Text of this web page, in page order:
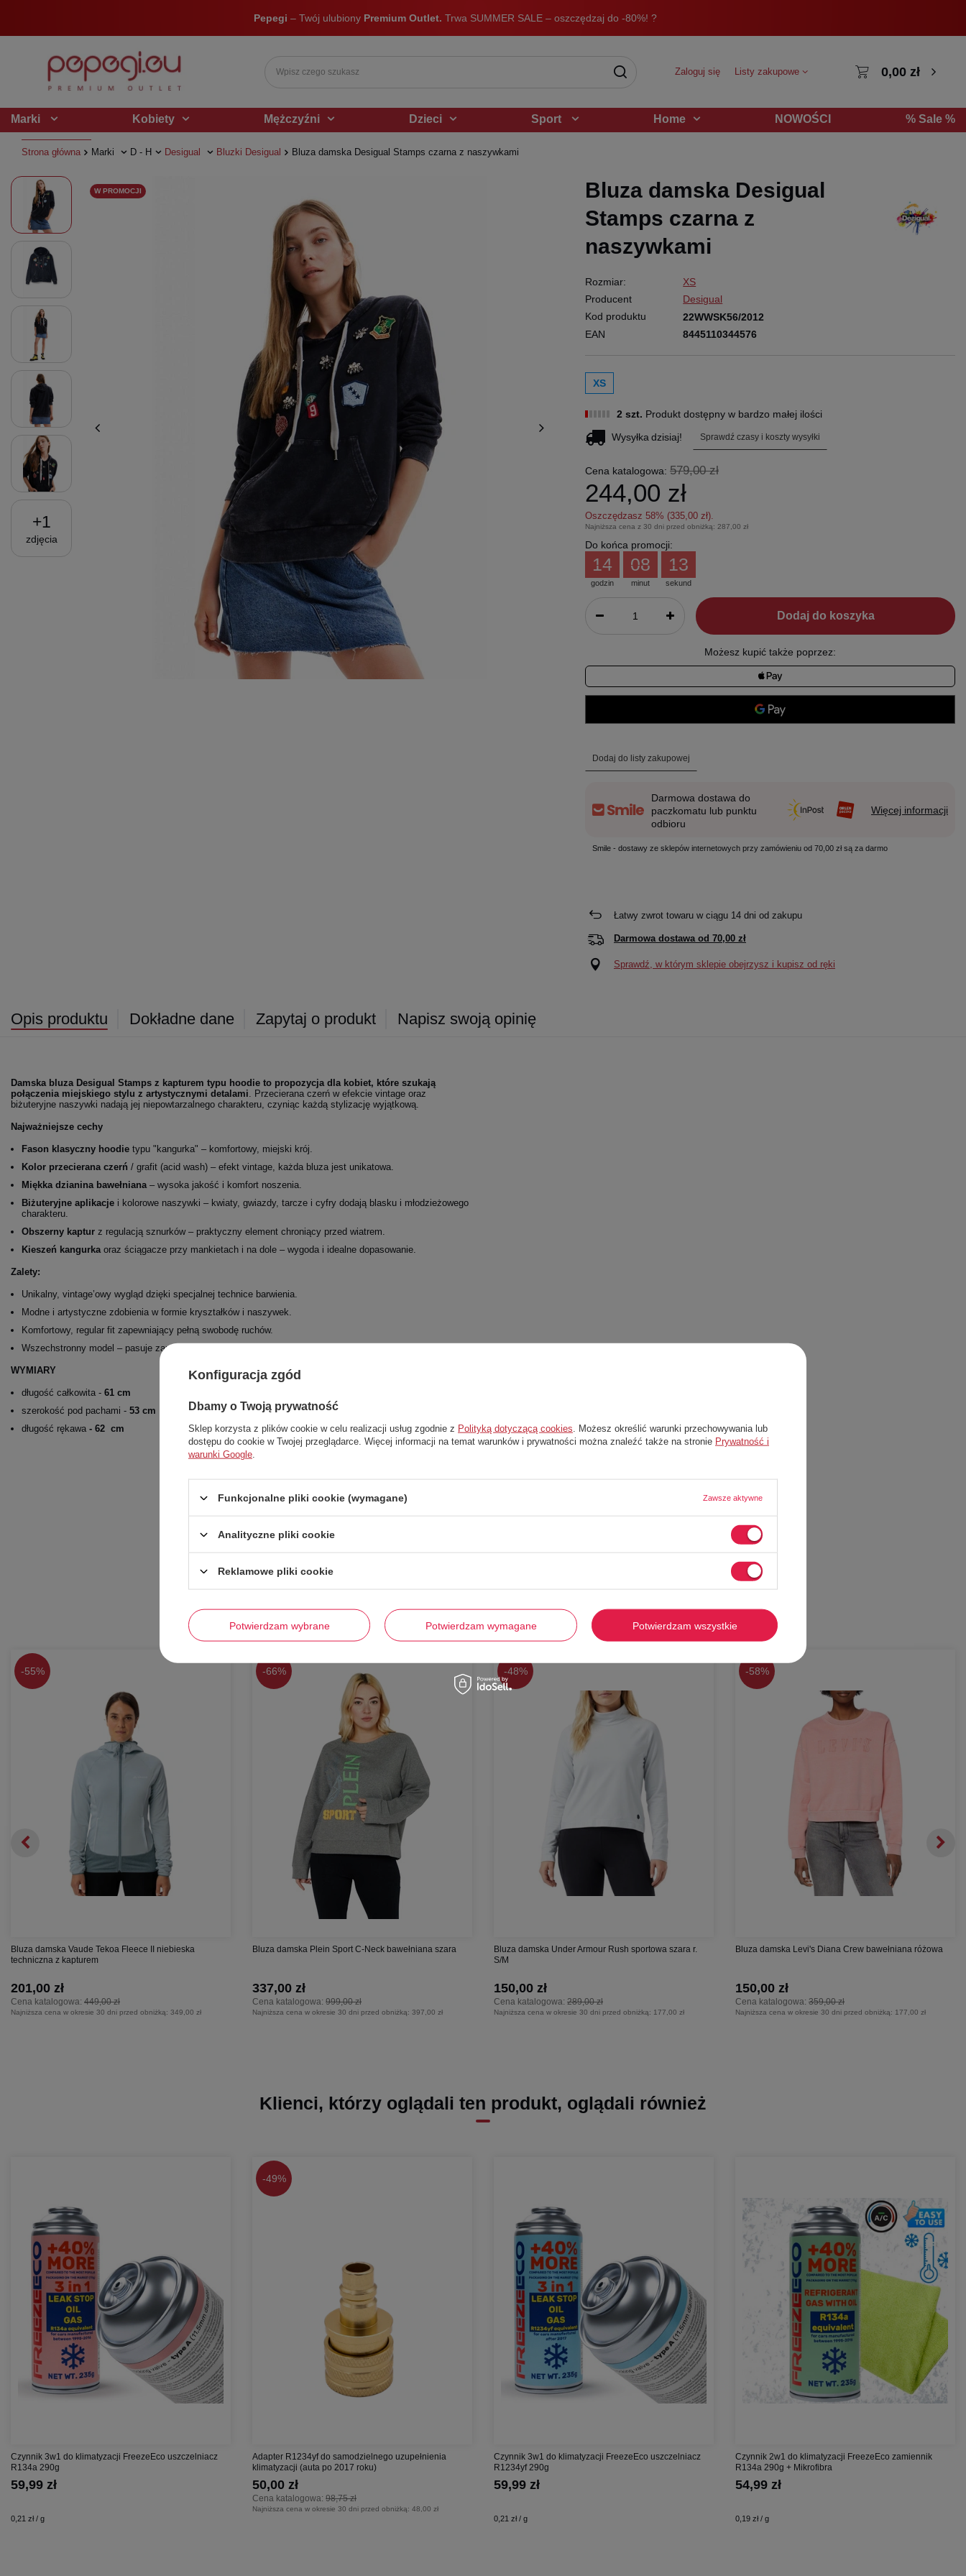
Pepegi – Twój ulubiony Premium Outlet. Trwa SUMMER SALE – oszczędzaj do -80%! ?
Zaloguj się Listy zakupowe 0,00 zł
Marki Kobiety Mężczyźni Dzieci Sport Home NOWOŚCI % Sale %
Strona główna Marki D - H Desigual Bluzki Desigual Bluza damska Desigual Stamps czarna z naszywkami
+1
zdjęcia
W PROMOCJI
Bluza damska Desigual
Stamps czarna z
naszywkami
Rozmiar:
XS
Producent
Desigual
Kod produktu
22WWSK56/2012
EAN
8445110344576
XS
2 szt. Produkt dostępny w bardzo małej ilości
Wysyłkadzisiaj! Sprawdź czasy i koszty wysyłki
Cena katalogowa: 579,00 zł
244,00 zł
Oszczędzasz 58% (335,00 zł).
Najniższa cena z 30 dni przed obniżką: 287,00 zł
Do końca promocji:
godzin
14
minut
08
sekund
12
Dodaj do koszyka
Możesz kupić także poprzez:
Dodaj do listy zakupowej
Darmowa dostawa do
paczkomatu lub punktu
odbioru
Więcej informacji
Smile - dostawy ze sklepów internetowych przy zamówieniu od 70,00 zł są za darmo
Łatwy zwrot towaru w ciągu 14dni od zakupu
Darmowa dostawa od 70,00 zł
Sprawdź, w którym sklepie obejrzysz i kupisz od ręki
Opis produktu Dokładne dane Zapytaj o produkt Napisz swoją opinię
Damska bluza Desigual Stamps z kapturem typu hoodie to propozycja dla kobiet, które szukają
połączenia miejskiego stylu z artystycznymi detalami . Przecierana czerń w efekcie vintage oraz
biżuteryjne naszywki nadają jej niepowtarzalnego charakteru, czyniąc każdą stylizację wyjątkową.
Najważniejsze cechy
Fason klasyczny hoodie typu "kangurka" – komfortowy, miejski krój.
Kolor przecierana czerń / grafit (acid wash) – efekt vintage, każda bluza jest unikatowa.
Miękka dzianina bawełniana – wysoka jakość i komfort noszenia.
Biżuteryjne aplikacje i kolorowe naszywki – kwiaty, gwiazdy, tarcze i cyfry dodają blasku i młodzieżowego
charakteru.
Obszerny kaptur z regulacją sznurków – praktyczny element chroniący przed wiatrem.
Kieszeń kangurka oraz ściągacze przy mankietach i na dole – wygoda i idealne dopasowanie.
Zalety:
Unikalny, vintage’owy wygląd dzięki specjalnej technice barwienia.
Modne i artystyczne zdobienia w formie kryształków i naszywek.
Komfortowy, regular fit zapewniający pełną swobodę ruchów.
Wszechstronny model – pasuje zarówno do codziennych, sportowych, jak i eklektycznych stylizacji.
WYMIARY
długość całkowita - 61 cm
szerokość pod pachami - 53 cm
długość rękawa - 62 cm
-55%
Bluza damska Vaude Tekoa Fleece II niebieska
techniczna z kapturem
Cena katalogowa: 449,00 zł
201,00 zł
Najniższa cena w okresie 30 dni przed obniżką: 349,00 zł
-66%
Bluza damska Plein Sport C-Neck bawełniana szara
Cena katalogowa: 999,00 zł
337,00 zł
Najniższa cena w okresie 30 dni przed obniżką: 397,00 zł
-48%
Bluza damska Under Armour Rush sportowa szara r.
S/M
Cena katalogowa: 289,00 zł
150,00 zł
Najniższa cena w okresie 30 dni przed obniżką: 177,00 zł
-58%
Bluza damska Levi's Diana Crew bawełniana różowa
Cena katalogowa: 359,00 zł
150,00 zł
Najniższa cena w okresie 30 dni przed obniżką: 177,00 zł
Klienci, którzy oglądali ten produkt, oglądali również
Czynnik 3w1 do klimatyzacji FreezeEco uszczelniacz
R134a 290g
59,99 zł
0,21 zł / g
-49%
Adapter R1234yf do samodzielnego uzupełnienia
klimatyzacji (auta po 2017 roku)
Cena katalogowa: 98,75 zł
50,00 zł
Najniższa cena w okresie 30 dni przed obniżką: 48,00 zł
Czynnik 3w1 do klimatyzacji FreezeEco uszczelniacz
R1234yf 290g
59,99 zł
0,21 zł / g
Czynnik 2w1 do klimatyzacji FreezeEco zamiennik
R134a 290g + Mikrofibra
54,99 zł
0,19 zł / g
Konfiguracja zgód
Dbamy o Twoją prywatność
Sklep korzysta z plików cookie w celu realizacji usług zgodnie z Polityką dotyczącą cookies . Możesz określić warunki przechowywania lub
dostępu do cookie w Twojej przeglądarce. Więcej informacji na temat warunków i prywatności można znaleźć także na stronie Prywatność i
warunki Google
Funkcjonalne pliki cookie (wymagane) Zawsze aktywne
Analityczne pliki cookie
Reklamowe pliki cookie
Potwierdzam wybrane Potwierdzam wymagane Potwierdzam wszystkie